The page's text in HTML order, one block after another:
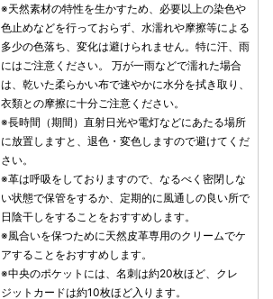
※天然素材の特性を生かすため、必要以上の染色や
色止めなどを行っておらず、水濡れや摩擦等による
多少の色落ち、変化は避けられません。特に汗、雨
にはご注意ください。 万が一雨などで濡れた場合
は、乾いた柔らかい布で速やかに水分を拭き取り、
衣類との摩擦に十分ご注意ください。
※長時間（期間）直射日光や電灯などにあたる場所
に放置しますと、退色・変色しますので避けてくだ
さい。
※革は呼吸をしておりますので、なるべく密閉しな
い状態で保管をするか、定期的に風通しの良い所で
日陰干しをすることをおすすめします。
※風合いを保つために天然皮革専用のクリームでケ
アすることをおすすめします。
※中央のポケットには、名刺は約20枚ほど、クレ
ジットカードは約10枚ほど入ります。